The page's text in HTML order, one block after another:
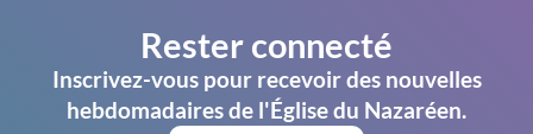
Rester connecté
Inscrivez-vous pour recevoir des nouvelles
hebdomadaires de l'Église du Nazaréen.